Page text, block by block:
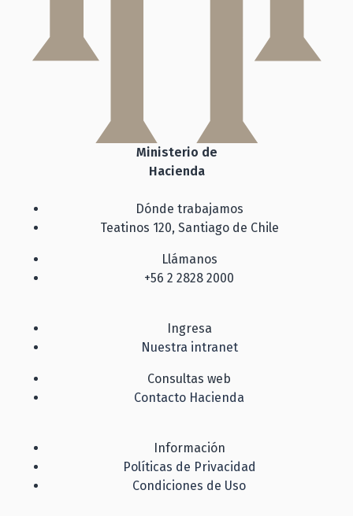
Ministerio de
Hacienda
Dónde trabajamos
Teatinos 120, Santiago de Chile
Llámanos
+56 2 2828 2000
Ingresa
Nuestra intranet
Consultas web
Contacto Hacienda
Información
Políticas de Privacidad
Condiciones de Uso